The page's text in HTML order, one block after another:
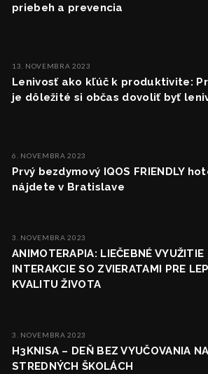
priebeh a prevencia
13. NOVEMBRA 2023
Lenivosť ako kľúč k produktivite:
je dôležité si občas dovoliť byť
6. NOVEMBRA 2023
Prvý bezdymový IQOS FRIENDLY
nájdete v Bratislave
3. NOVEMBRA 2023
ANIMOTERAPIA: LIEČEBNÉ VYUŽITIE
INTERAKCIE SO ZVIERATAMI PRE
KVALITU ŽIVOTA
3. NOVEMBRA 2023
H3KNISA – DEŇ BEZ VYUČOVANIA
STREDNÝCH ŠKOLÁCH